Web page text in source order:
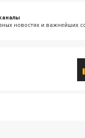
новостях и важнейших